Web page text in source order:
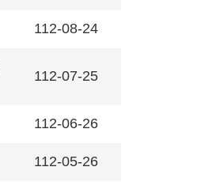
112-08-24
112-07-25
112-06-26
112-05-26